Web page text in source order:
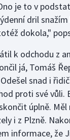
je to v
dril
dokola,"
k odchodu z
já, Tomáš
snad i
proti své vůli.
úplně. Měl
i z Plzně.
informace, že